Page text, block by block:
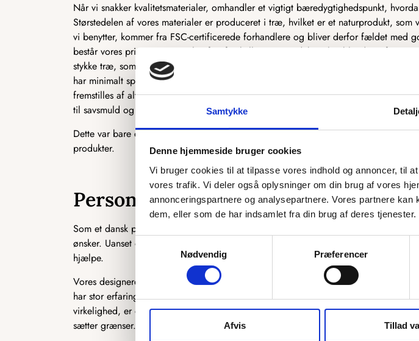
Samtykke
Denne hjemmeside bruger cookies
Vi bruger cookies til at tilpasse vores indhold og annoncer, til
vores trafik. Vi deler også oplysninger om din brug af vores
annonceringspartnere og analysepartnere. Vores partnere
dem, eller som de har indsamlet fra din brug af deres tjenester.
Samtykkevalg
Nødvendig
Præferencer
Afvis Tillad
Når vi snakker kvalitetsmaterialer, omhandler et vigtigt bæredygtighedspunkt,
Størstedelen af vores materialer er produceret i træ, hvilket er et naturprodukt,
vi benytter, kommer fra FSC-certificerede forhandlere og bliver derfor fældet med
består vores primære materiale af to forskellige træprodukter, heriblandt træfiner
stykke træ, som ofte bruges i produktionen af køkkener og andre møbler. Træfiner
har minimalt spild i produktionen, og vi udnytter dermed mest muligt af træet. MDF
fremstilles af alt det træ, der normalt ikke kan bruges til møbelindustrien. Det træ,
til savsmuld og herefter presset sammen til MDF, som har mange gode egenskaber.
Dette var bare et par eksempler på, hvordan vi tænker bæredygtighed ind i
produkter.
Personligt og skræddersyet efter dit
Som et dansk producerende firma har vi en unik mulighed for at skræddersy vores
ønsker. Uanset om det er en ekstra ø, du ønsker, en ekstra by graveret på, eller et
hjælpe.
Vores designere står klar til at høre, hvad du ønsker, og vores snedkere står klar til
har stor erfaring med at producere speciallavede produkter, så har du en sjov idé,
virkelighed, er du kommet til det rette sted. Der er ikke meget, som ikke er muligt,
sætter grænser.